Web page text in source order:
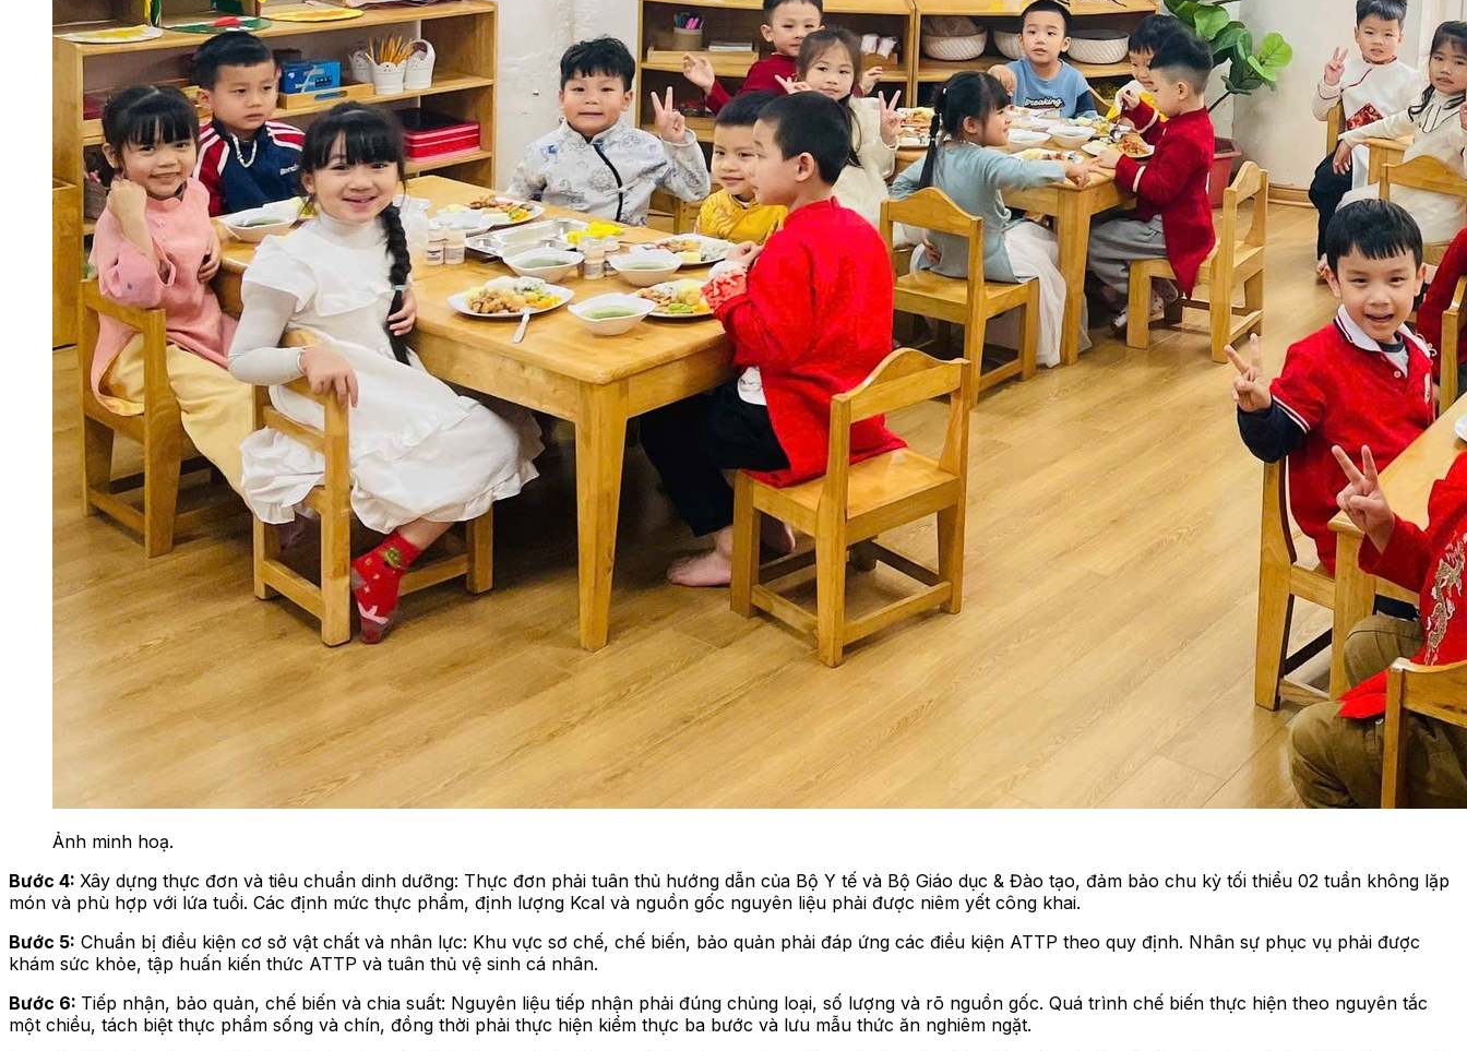
Ảnh minh hoạ.
Bước 4: Xây dựng thực đơn và tiêu chuẩn dinh dưỡng: Thực đơn phải tuân thủ hướng dẫn của Bộ Y tế và Bộ Giáo dục & Đào tạo, đảm bảo chu kỳ tối thiểu 02 tuần không lặp
món và phù hợp với lứa tuổi. Các định mức thực phẩm, định lượng Kcal và nguồn gốc nguyên liệu phải được niêm yết công khai.
Bước 5: Chuẩn bị điều kiện cơ sở vật chất và nhân lực: Khu vực sơ chế, chế biến, bảo quản phải đáp ứng các điều kiện ATTP theo quy định. Nhân sự phục vụ phải được
khám sức khỏe, tập huấn kiến thức ATTP và tuân thủ vệ sinh cá nhân.
Bước 6: Tiếp nhận, bảo quản, chế biến và chia suất: Nguyên liệu tiếp nhận phải đúng chủng loại, số lượng và rõ nguồn gốc. Quá trình chế biến thực hiện theo nguyên tắc
một chiều, tách biệt thực phẩm sống và chín, đồng thời phải thực hiện kiểm thực ba bước và lưu mẫu thức ăn nghiêm ngặt.